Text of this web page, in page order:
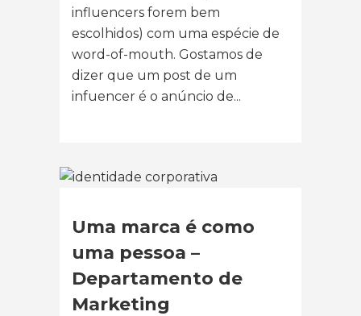
influencers forem bem
escolhidos) com uma espécie de
word-of-mouth. Gostamos de
dizer que um post de um
infuencer é o anúncio de...
Uma marca é como
uma pessoa –
Departamento de
Marketing